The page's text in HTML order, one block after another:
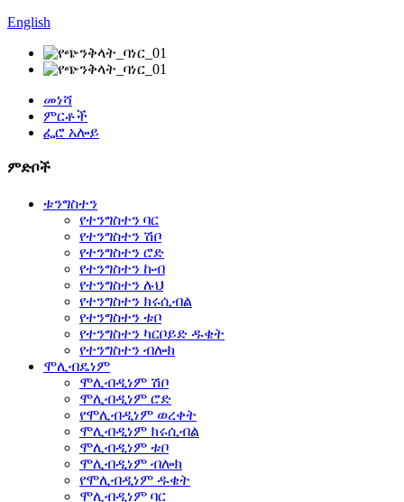
English
መነሻ
ምርቶች
ፌሮ አሎይ
ምድቦች
ቱንግስተን
የተንግስተን ባር
የተንግስተን ሽቦ
የተንግስተን ሮድ
የተንግስተን ኩብ
የተንግስተን ሉህ
የተንግስተን ክሩሲብል
የተንግስተን ቱቦ
የተንግስተን ካርቦይድ ዱቄት
የተንግስተን ብሎክ
ሞሊብዴነም
ሞሊብዲነም ሽቦ
ሞሊብዲነም ሮድ
የሞሊብዲነም ወረቀት
ሞሊብዲነም ክሩሲብል
ሞሊብዲነም ቱቦ
ሞሊብዲነም ብሎክ
የሞሊብዲነም ዱቄት
ሞሊብዲነም ባር